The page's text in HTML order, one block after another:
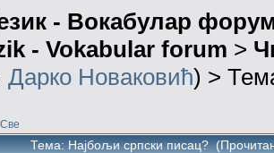
- Вокабулар
- Vokabular forum >
Дарко Новаковић) >
Све
Тема: Најбољи српски писац?